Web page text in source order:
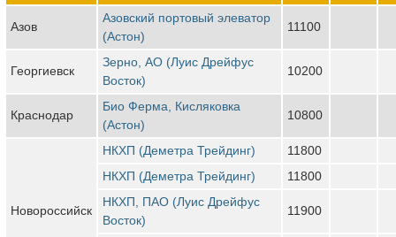
Азов
Азовский портовый элеватор
(Астон)
11100
Георгиевск
Зерно, АО (Луис Дрейфус
Восток)
10200
Краснодар
Био Ферма, Кисляковка
(Астон)
10800
Новороссийск
НКХП (Деметра Трейдинг)
11800
НКХП (Деметра Трейдинг)
11800
НКХП, ПАО (Луис Дрейфус
Восток)
11900